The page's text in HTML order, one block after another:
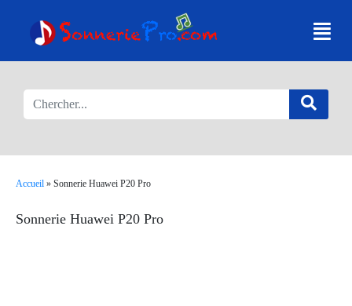
Accueil » Sonnerie Huawei P20 Pro
Sonnerie Huawei P20 Pro